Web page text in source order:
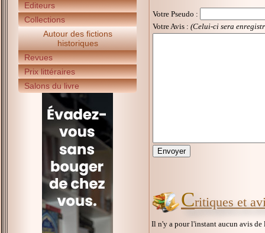
Editeurs
Collections
Autour des fictions
historiques
Revues
Prix littéraires
Salons du livre
Votre Pseudo :
Votre Avis : (Celui-ci sera
Critiques et
Il n'y a pour l'instant aucun avis